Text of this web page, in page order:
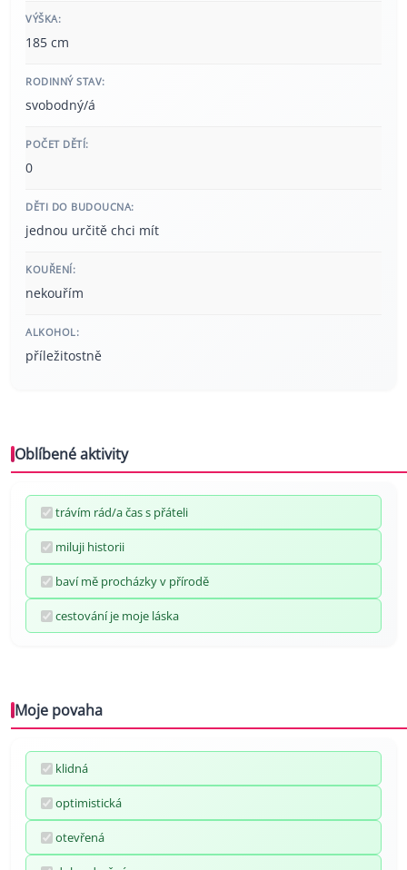
VÝŠKA:
185 cm
RODINNÝ STAV:
svobodný/á
POČET DĚTÍ:
0
DĚTI DO BUDOUCNA:
jednou určitě chci mít
KOUŘENÍ:
nekouřím
ALKOHOL:
příležitostně
Oblíbené aktivity
trávím rád/a čas s přáteli
miluji historii
baví mě procházky v přírodě
cestování je moje láska
Moje povaha
klidná
optimistická
otevřená